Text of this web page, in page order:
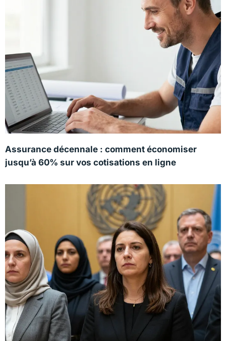
Assurance décennale : comment économiser
jusqu’à 60% sur vos cotisations en ligne